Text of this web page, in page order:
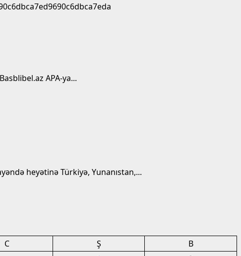
APA-ya...
heyətinə Türkiyə, Yunanıstan,...
C Ş
B